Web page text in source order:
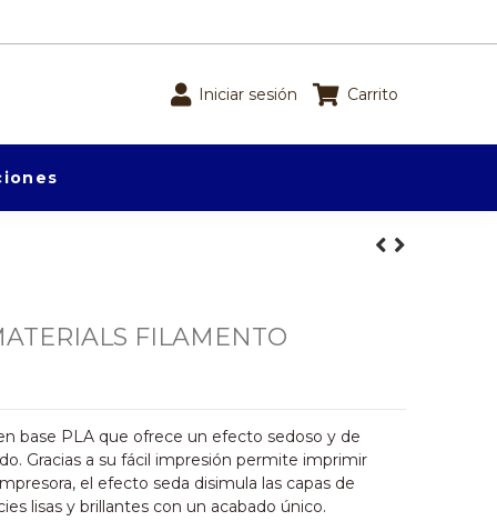
Iniciar sesión Carrito
FILAMENTO
base PLA que ofrece un efecto sedoso y de
Gracias a su fácil impresión permite imprimir
el efecto seda disimula las capas de
lisas y brillantes con un acabado único.